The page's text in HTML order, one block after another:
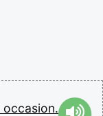
occasion.